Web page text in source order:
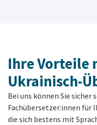
Ihre Vorteile
Ukrainisch-
Bei uns können Sie sicher
Fachübersetzer:innen für
die sich bestens mit